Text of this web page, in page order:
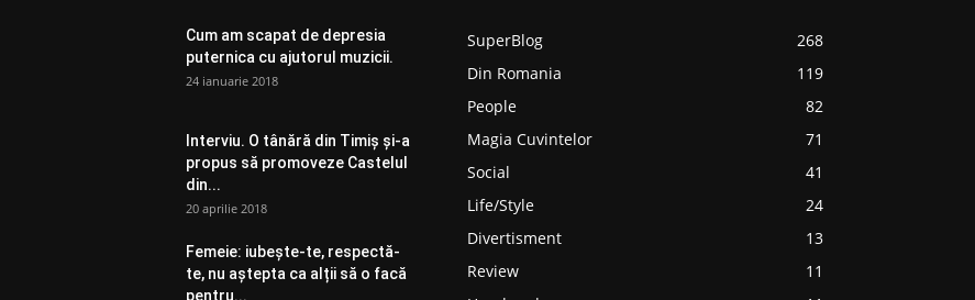
Cum am scapat de depresia
puternica cu ajutorul muzicii.
24 ianuarie 2018
Interviu. O tânără din Timiș și-a
propus să promoveze Castelul
din...
20 aprilie 2018
Femeie: iubește-te, respectă-
te, nu aștepta ca alții să o facă
pentru...
SuperBlog
268
Din Romania
119
People
82
Magia Cuvintelor
71
Social
41
Life/Style
24
Divertisment
13
Review
11